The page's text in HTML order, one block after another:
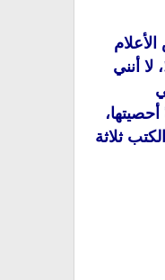
أنني
ووقتاً طويلاً، حتى إنه ذكر أكثر من 70 مفردةً أحصيتها،
ثلاثة